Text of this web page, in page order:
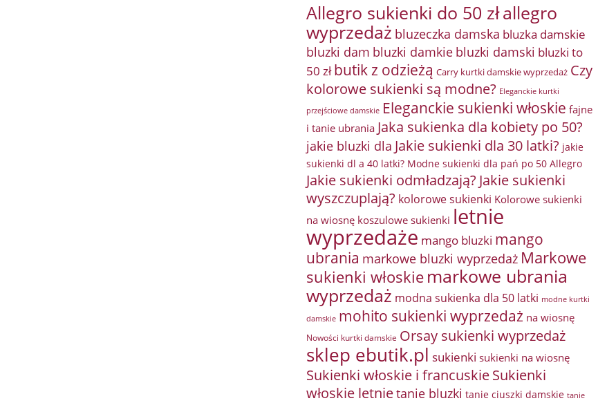
Allegro sukienki do 50 złallegro
wyprzedaż bluzeczka damska bluzka damskie
bluzki dam bluzki damkie bluzki damski bluzki to
50 zł butik z odzieżą Carry kurtki damskie wyprzedaż Czy
kolorowe sukienki są modne? Eleganckie kurtki
przejściowe damskie Eleganckie sukienki włoskie fajne
i tanie ubrania Jaka sukienka dla kobiety po 50?
jakie bluzki dla Jakie sukienki dla 30 latki? jakie
sukienki dl a 40 latki? Modne sukienki dla pań po 50 Allegro
Jakie sukienki odmładzają? Jakie sukienki
wyszczuplają? kolorowe sukienki Kolorowe sukienki
na wiosnę koszulowe sukienki letnie
wyprzedaże mango bluzki mango
ubrania markowe bluzki wyprzedaż Markowe
sukienki włoskie markowe ubrania
wyprzedaż modna sukienka dla 50 latki modne kurtki
damskie mohito sukienki wyprzedaż na wiosnę
Nowości kurtki damskie Orsay sukienki wyprzedaż
sklep ebutik.pl sukienki sukienki na wiosnę
Sukienki włoskie i francuskieSukienki
włoskie letnietanie bluzki tanie ciuszki damskie tanie